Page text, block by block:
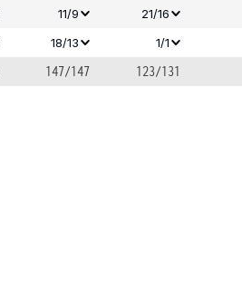
11/9
21/16
18/13 1/1
147/147 123/131